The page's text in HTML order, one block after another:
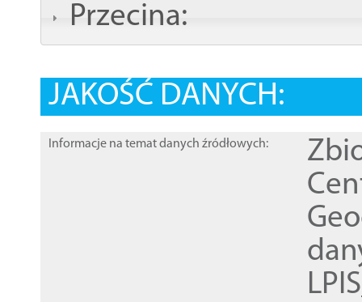
Przecina:
JAKOŚĆ DANYCH:
Informacje na temat danych źródłowych: